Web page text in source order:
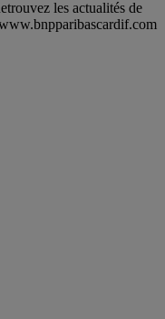
les actualités de